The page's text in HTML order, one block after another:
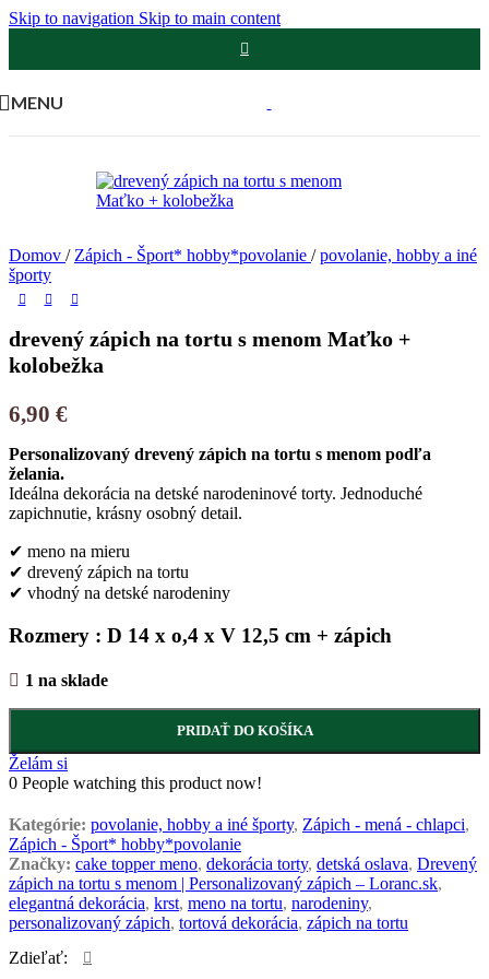
Skip to navigation Skip to main content
MENU
Domov / Zápich - Šport* hobby*povolanie / povolanie, hobby a iné
športy
drevený zápich na tortu s menom Maťko +
kolobežka
6,90 €
Personalizovaný drevený zápich na tortu s menom podľa
želania.
Ideálna dekorácia na detské narodeninové torty. Jednoduché
zapichnutie, krásny osobný detail.
✔ meno na mieru
✔ drevený zápich na tortu
✔ vhodný na detské narodeniny
Rozmery : D 14 x o,4 x V 12,5 cm + zápich
1 na sklade
PRIDAŤ DO KOŠÍKA
Želám si
0 People watching this product now!
Kategórie: povolanie, hobby a iné športy, Zápich - mená - chlapci,
Zápich - Šport* hobby*povolanie
Značky: cake topper meno, dekorácia torty, detská oslava, Drevený
zápich na tortu s menom | Personalizovaný zápich – Loranc.sk,
elegantná dekorácia, krst, meno na tortu, narodeniny,
personalizovaný zápich, tortová dekorácia, zápich na tortu
Zdieľať: